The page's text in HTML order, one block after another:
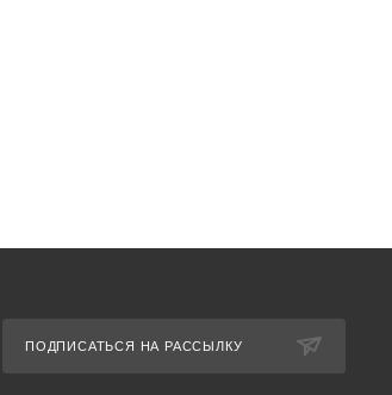
ПОДПИСАТЬСЯ НА РАССЫЛКУ